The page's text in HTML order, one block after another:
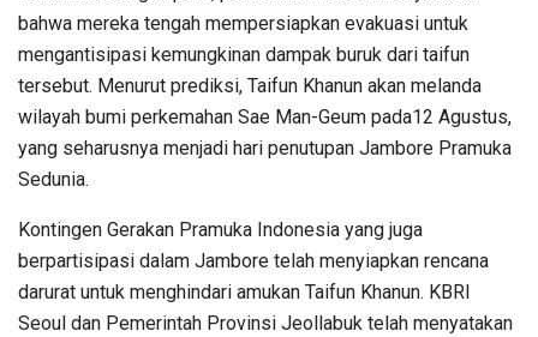
bahwa mereka tengah mempersiapkan evakuasi untuk
mengantisipasi kemungkinan dampak buruk dari taifun
tersebut. Menurut prediksi, Taifun Khanun akan melanda
wilayah bumi perkemahan Sae Man-Geum pada12 Agustus,
yang seharusnya menjadi hari penutupan Jambore Pramuka
Sedunia.
Kontingen Gerakan Pramuka Indonesia yang juga
berpartisipasi dalam Jambore telah menyiapkan rencana
darurat untuk menghindari amukan Taifun Khanun. KBRI
Seoul dan Pemerintah Provinsi Jeollabuk telah menyatakan